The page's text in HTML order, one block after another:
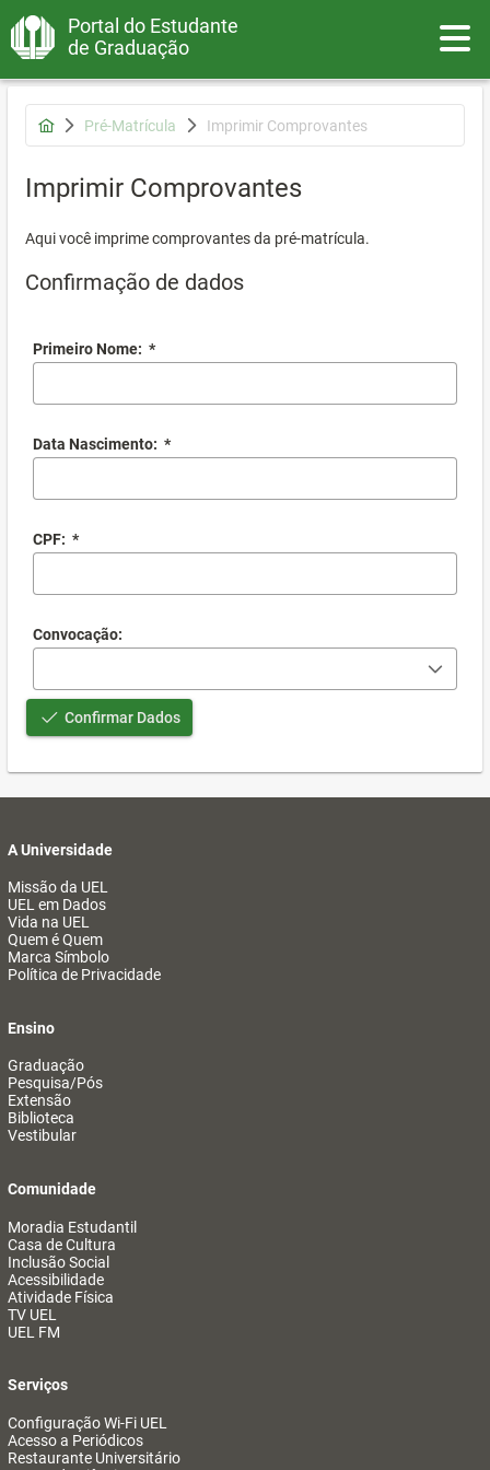
Portal do Estudante
de Graduação
Pré-Matrícula Imprimir Comprovantes
Imprimir Comprovantes
Aqui você imprime comprovantes da pré-matrícula.
Confirmação de dados
Primeiro Nome: *
Data Nascimento: *
CPF: *
Convocação:
Confirmar Dados
A Universidade
Missão da UEL
UEL em Dados
Vida na UEL
Quem é Quem
Marca Símbolo
Política de Privacidade
Ensino
Graduação
Pesquisa/Pós
Extensão
Biblioteca
Vestibular
Comunidade
Moradia Estudantil
Casa de Cultura
Inclusão Social
Acessibilidade
Atividade Física
TV UEL
UEL FM
Serviços
Configuração Wi-Fi UEL
Acesso a Periódicos
Restaurante Universitário